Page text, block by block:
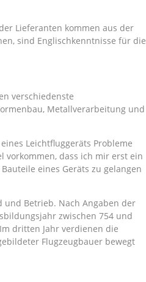
Lieferanten kommen aus der
sind Englischkenntnisse für die
verschiedenste
Metallverarbeitung und
Leichtfluggeräts Probleme
vorkommen, dass ich mir erst ein
eines Geräts zu gelangen
Betrieb. Nach Angaben der
zwischen 754 und
dritten Jahr verdienen die
Flugzeugbauer bewegt